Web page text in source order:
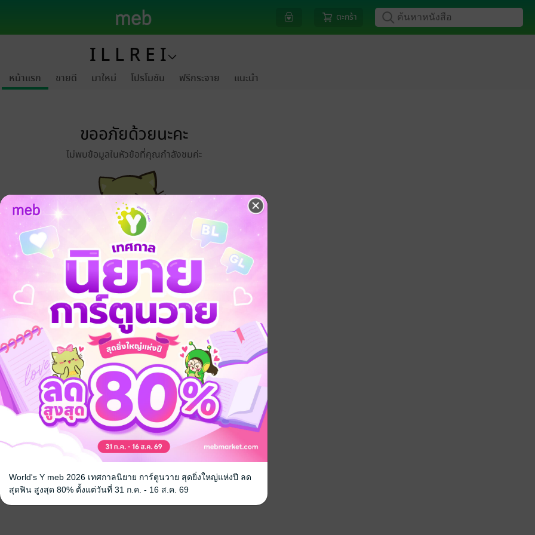
ตะกร้า
I L L R E I
หน้าแรก ขายดี มาใหม่ โปรโมชัน ฟรีกระจาย แนะนำ
ขออภัยด้วยนะคะ
ไม่พบข้อมูลในหัวข้อที่คุณกำลังชมค่ะ
World's Y meb 2026 เทศกาลนิยาย การ์ตูนวาย สุดยิ่งใหญ่แห่งปี ลด
สุดฟิน สูงสุด 80% ตั้งแต่วันที่ 31 ก.ค. - 16 ส.ค. 69